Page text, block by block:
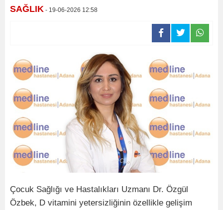
SAĞLIK - 19-06-2026 12:58
Çocuk Sağlığı ve Hastalıkları Uzmanı Dr. Özgül
Özbek, D vitamini yetersizliğinin özellikle gelişim